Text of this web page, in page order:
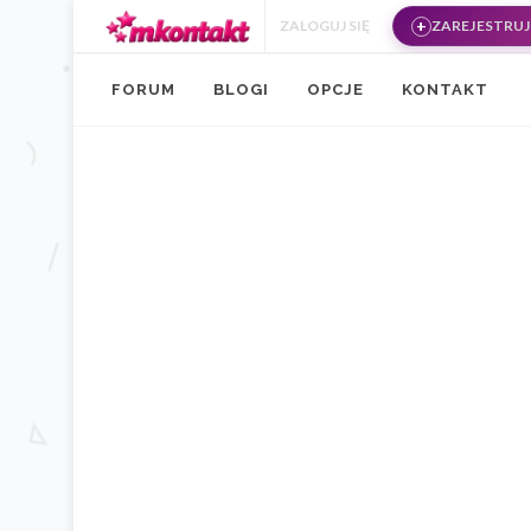
ZALOGUJ SIĘ
FORUM BLOGI OPCJE KONTAKT